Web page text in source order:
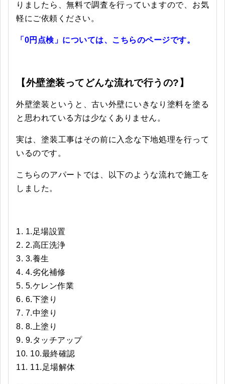
りましたら、無料で調査を行っていますので、お気
軽にご依頼ください。
「0円点検」については、こちらのページです。
【外壁塗装ってどんな流れで行うの?】
外壁塗装というと、古い外壁にいきなり塗料を塗る
と思われている方は少なくありません。
実は、塗装工事はその前に入念な下地処理を行って
いるのです。
こちらのアパートでは、以下のような流れで施工を
しました。
1.足場設置
2.高圧洗浄
3.養生
4.劣化補修
5.ケレン作業
6.下塗り
7.中塗り
8.上塗り
9.タッチアップ
10.最終確認
11.足場解体